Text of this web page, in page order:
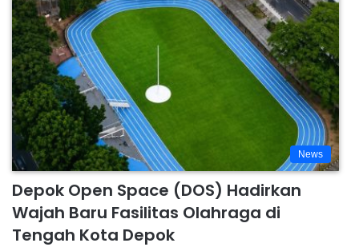
News
Depok Open Space (DOS) Hadirkan
Wajah Baru Fasilitas Olahraga di
Tengah Kota Depok